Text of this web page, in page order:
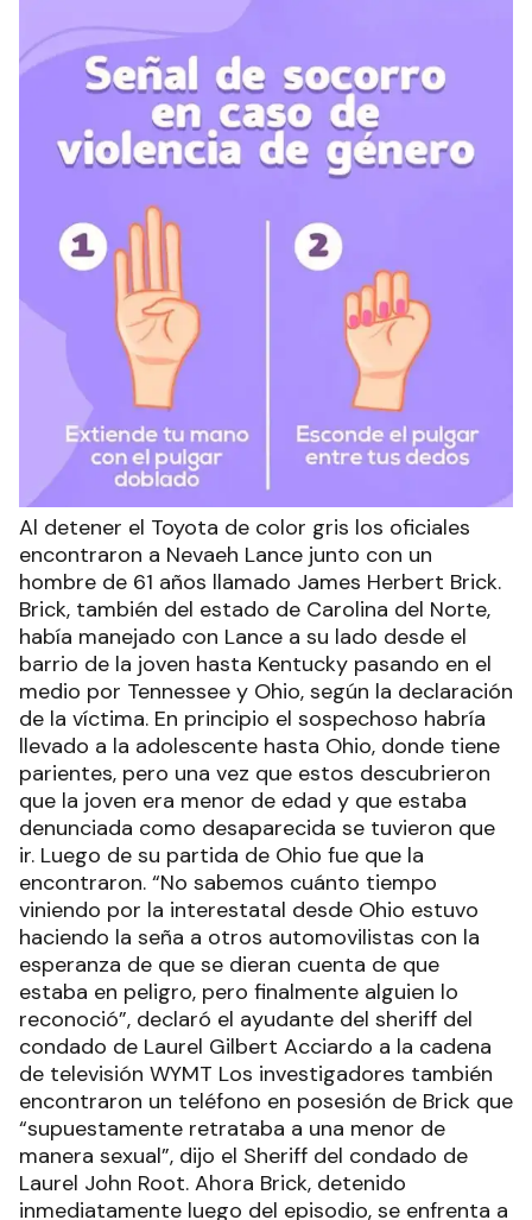
Al detener el Toyota de color gris los oficiales
encontraron a Nevaeh Lance junto con un
hombre de 61 años llamado James Herbert Brick.
Brick, también del estado de Carolina del Norte,
había manejado con Lance a su lado desde el
barrio de la joven hasta Kentucky pasando en el
medio por Tennessee y Ohio, según la declaración
de la víctima. En principio el sospechoso habría
llevado a la adolescente hasta Ohio, donde tiene
parientes, pero una vez que estos descubrieron
que la joven era menor de edad y que estaba
denunciada como desaparecida se tuvieron que
ir. Luego de su partida de Ohio fue que la
encontraron. “No sabemos cuánto tiempo
viniendo por la interestatal desde Ohio estuvo
haciendo la seña a otros automovilistas con la
esperanza de que se dieran cuenta de que
estaba en peligro, pero finalmente alguien lo
reconoció”, declaró el ayudante del sheriff del
condado de Laurel Gilbert Acciardo a la cadena
de televisión WYMT Los investigadores también
encontraron un teléfono en posesión de Brick que
“supuestamente retrataba a una menor de
manera sexual”, dijo el Sheriff del condado de
Laurel John Root. Ahora Brick, detenido
inmediatamente luego del episodio, se enfrenta a